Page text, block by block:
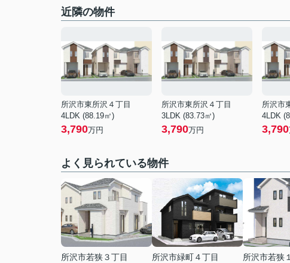
近隣の物件
所沢市東所沢４丁目
4LDK (88.19㎡)
3,790万円
所沢市東所沢４丁目
3LDK (83.73㎡)
3,790万円
所沢市
4LDK
3,790
よく見られている物件
所沢市若狭３丁目
所沢市緑町４丁目
所沢市若狭